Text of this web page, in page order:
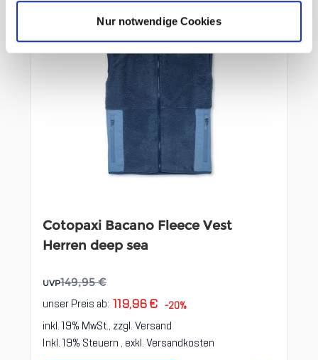
Nur notwendige Cookies
Cotopaxi Bacano Fleece Vest
Herren deep sea
UVP149,95 €
unser Preis ab: 119,96 € -20%
inkl. 19% MwSt., zzgl.Versand
Inkl. 19% Steuern , exkl.Versandkosten